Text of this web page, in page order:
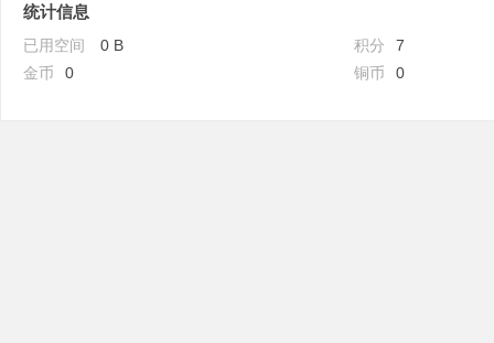
统计信息
已用空间 0 B 积分
7
金币
0 铜币 0